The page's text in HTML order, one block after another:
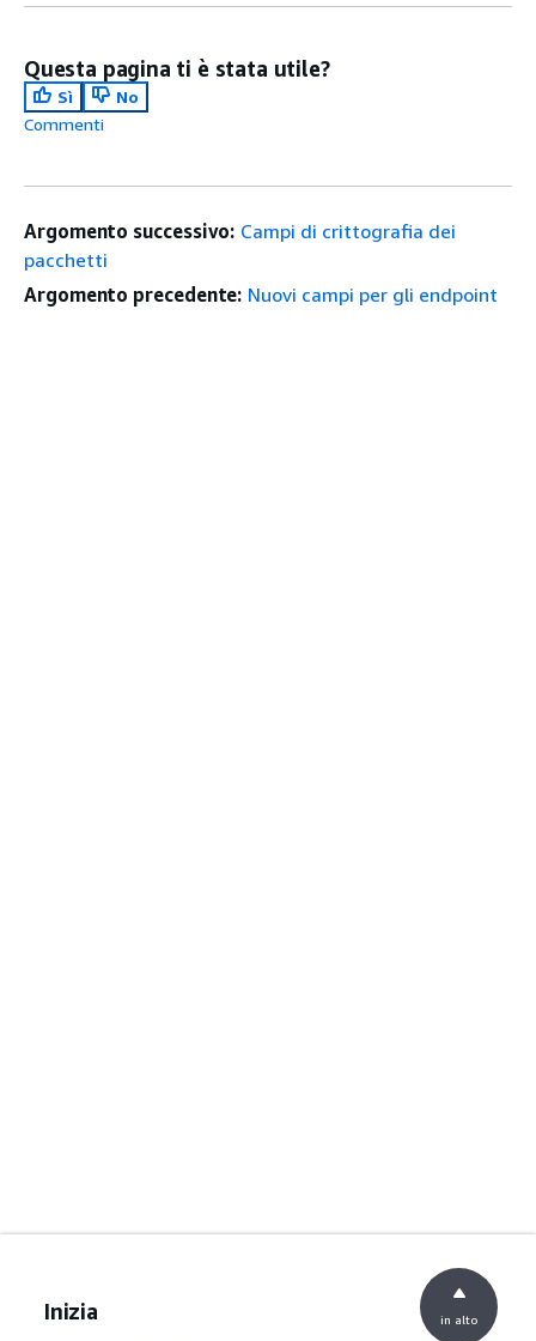
Questa pagina ti è stata utile?
Sì
No
Commenti
Argomento successivo: Campi di crittografia dei
pacchetti
Argomento precedente: Nuovi campi per gli endpoint
Inizia in alto